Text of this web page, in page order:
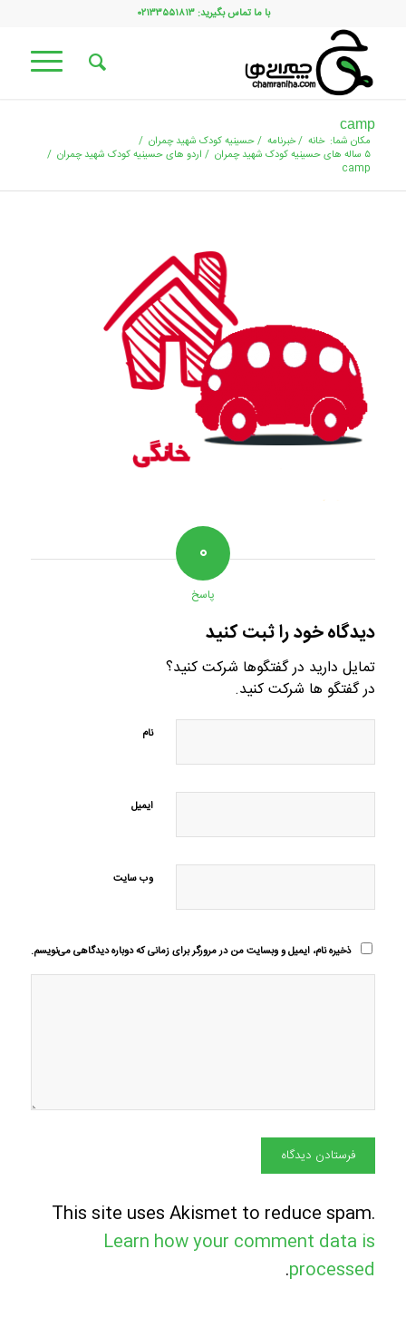
با ما تماس بگیرید: ۰۲۱۳۳۵۵۱۸۱۳
camp
مکان شما: خانه /خبرنامه /حسینیه کودک شهید چمران /
۵ ساله های حسینیه کودک شهید چمران
/ اردو های حسینیه کودک شهید چمران /
camp
۰
پاسخ
دیدگاه خود را ثبت کنید
تمایل دارید در گفتگوها شرکت کنید؟
در گفتگو ها شرکت کنید.
نام
ایمیل
وب‌ سایت
ذخیره نام، ایمیل و وبسایت من در مرورگر برای زمانی که دوباره دیدگاهی می‌نویسم.
This site uses Akismet to reduce spam.
Learn how your comment data is
processed
.